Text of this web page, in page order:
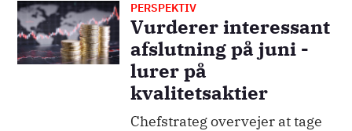
Billede PERSPEKTIV
Vurderer interessant
afslutning på juni -
lurer på
kvalitetsaktier
Chefstrateg overvejer at tage